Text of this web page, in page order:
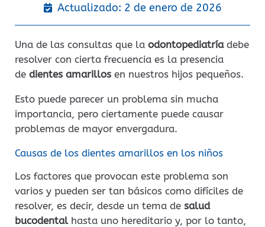
Actualizado: 2 de enero de 2026
Una de las consultas que la odontopediatríadebe
resolver con cierta frecuencia es la presencia
de dientes amarillos en nuestros hijos pequeños.
Esto puede parecer un problema sin mucha
importancia, pero ciertamente puede causar
problemas de mayor envergadura.
Causas de los dientes amarillos en los niños
Los factores que provocan este problema son
varios y pueden ser tan básicos como difíciles de
resolver, es decir, desde un tema de salud
bucodentalhasta uno hereditario y, por lo tanto,